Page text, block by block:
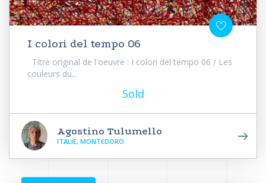
I colori del tempo 06
Titre original de l'oeuvre : I colori del tempo 06 / Les
couleurs du...
Sold
Agostino Tulumello
ITALIE, MONTEDORO